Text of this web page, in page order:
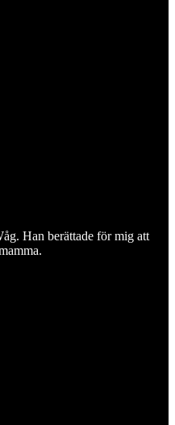
Han berättade för mig att